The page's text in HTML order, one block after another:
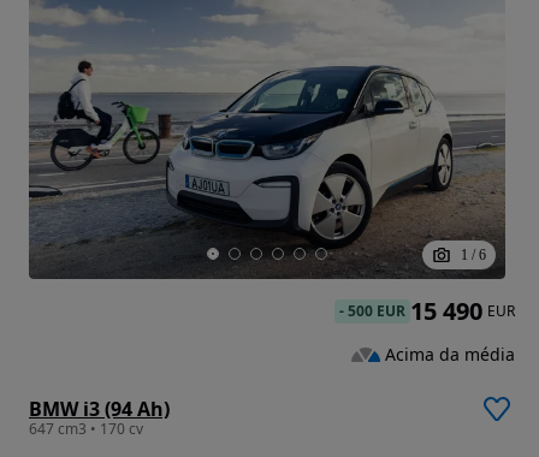
1 / 6
BMW i3 (94 Ah)
647 cm3 • 170 cv
-500 EUR 15 490 EUR
Acima da média